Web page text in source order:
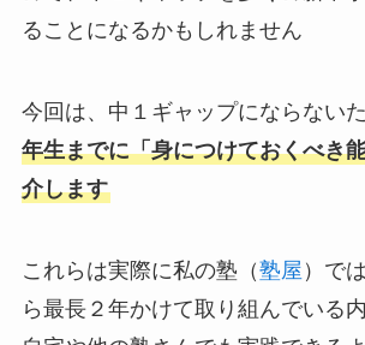
ることになるかもしれません
今回は、中１ギャップにならないた
年生までに「身につけておくべき
介します
これらは実際に私の塾（塾屋 ）で
ら最長２年かけて取り組んでいる